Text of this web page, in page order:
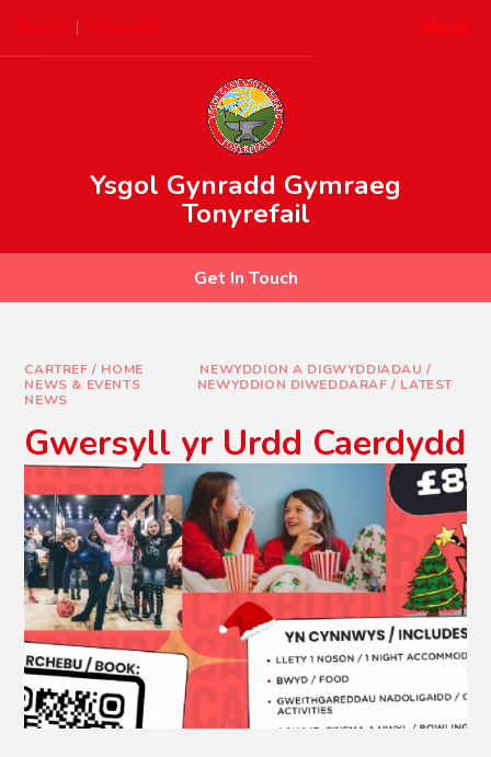
Menu
Search Translate
Ysgol Gynradd Gymraeg
Tonyrefail
Get In Touch
CARTREF / HOME
NEWYDDION A DIGWYDDIADAU /
NEWS & EVENTS
NEWYDDION DIWEDDARAF / LATEST
NEWS
Gwersyll yr Urdd Caerdydd